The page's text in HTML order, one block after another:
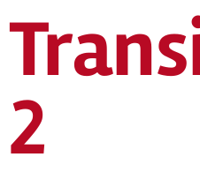
2